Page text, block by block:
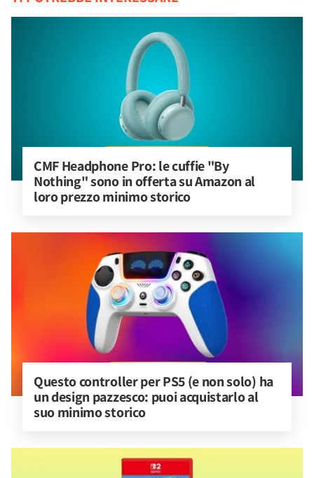
CMF Headphone Pro: le cuffie "By
Nothing" sono in offerta su Amazon al
loro prezzo minimo storico
Questo controller per PS5 (e non solo) ha
un design pazzesco: puoi acquistarlo al
suo minimo storico